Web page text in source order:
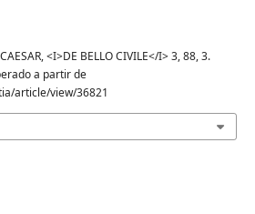
<I>DE BELLO CIVILE</I> 3, 88, 3.
a partir de
article/view/36821